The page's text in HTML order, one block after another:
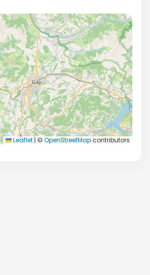
Leaflet | © OpenStreetMapcontributors